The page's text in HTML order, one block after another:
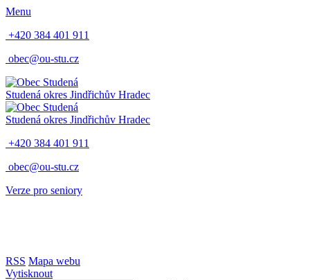
Menu
+420 384 401 911
obec@ou-stu.cz
Studená okres Jindřichův Hradec
Studená okres Jindřichův Hradec
+420 384 401 911
obec@ou-stu.cz
Verze pro seniory
RSS Mapa webu
Vytisknout